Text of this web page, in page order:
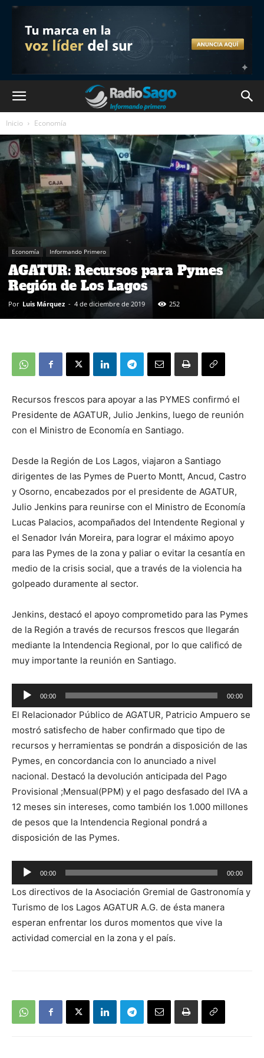
Inicio Economía
Economía Informando Primero
AGATUR: Recursos para Pymes
Región de Los Lagos
Por Luis Márquez - 4 de diciembre de 2019 252
Recursos frescos para apoyar a las PYMES confirmó el
Presidente de AGATUR, Julio Jenkins, luego de reunión
con el Ministro de Economía en Santiago.
Desde la Región de Los Lagos, viajaron a Santiago
dirigentes de las Pymes de Puerto Montt, Ancud, Castro
y Osorno, encabezados por el presidente de AGATUR,
Julio Jenkins para reunirse con el Ministro de Economía
Lucas Palacios, acompañados del Intendente Regional y
el Senador Iván Moreira, para lograr el máximo apoyo
para las Pymes de la zona y paliar o evitar la cesantía en
medio de la crisis social, que a través de la violencia ha
golpeado duramente al sector.
Jenkins, destacó el apoyo comprometido para las Pymes
de la Región a través de recursos frescos que llegarán
mediante la Intendencia Regional, por lo que calificó de
muy importante la reunión en Santiago.
Reproductor
de
audio
00:00 00:00
El Relacionador Público de AGATUR, Patricio Ampuero se
mostró satisfecho de haber confirmado que tipo de
recursos y herramientas se pondrán a disposición de las
Pymes, en concordancia con lo anunciado a nivel
nacional. Destacó la devolución anticipada del Pago
Provisional ;Mensual(PPM) y el pago desfasado del IVA a
12 meses sin intereses, como también los 1.000 millones
de pesos que la Intendencia Regional pondrá a
disposición de las Pymes.
Reproductor
de
audio
00:00 00:00
Los directivos de la Asociación Gremial de Gastronomía y
Turismo de los Lagos AGATUR A.G. de ésta manera
esperan enfrentar los duros momentos que vive la
actividad comercial en la zona y el país.